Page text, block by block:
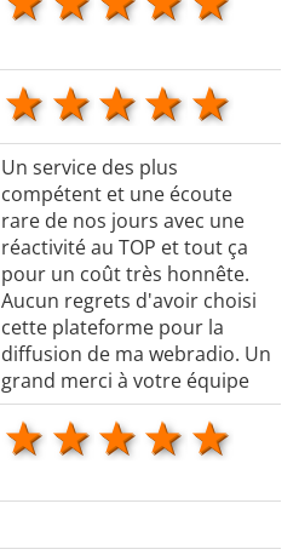
4
3 stars
2 stars
1 star
Un service des plus
compétent et une écoute
rare de nos jours avec une
réactivité au TOP et tout ça
pour un coût très honnête.
Aucun regrets d'avoir choisi
cette plateforme pour la
diffusion de ma webradio. Un
grand merci à votre équipe
4
3 stars
2 stars
1 star